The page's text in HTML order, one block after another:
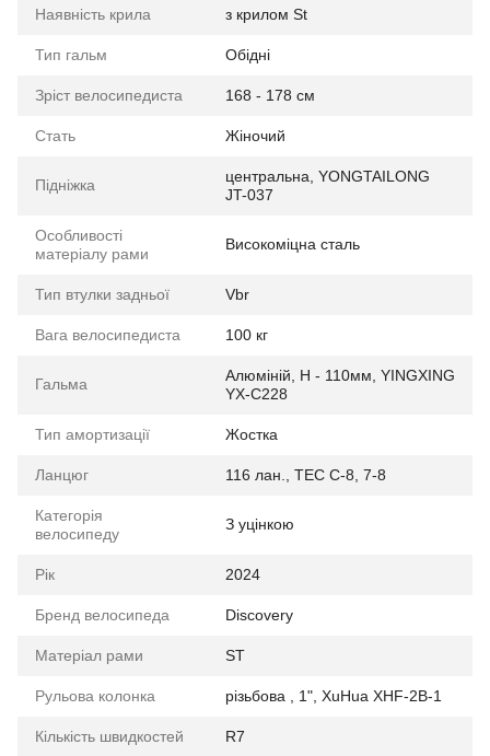
Наявність крила з крилом St
Тип гальм Обідні
Зріст велосипедиста 168 - 178 см
Стать Жіночий
Підніжка
центральна, YONGTAILONG
JT-037
Особливості
матеріалу рами
Високоміцна сталь
Тип втулки задньої Vbr
Вага велосипедиста 100 кг
Гальма
Алюмiнiй, H - 110мм, YINGXING
YX-C228
Тип амортизації Жостка
Ланцюг 116 лан., TEC C-8, 7-8
Категорія
велосипеду
З уцінкою
Рік 2024
Бренд велосипеда Discovery
Матеріал рами ST
Рульова колонка різьбова , 1", XuHua XHF-2B-1
Кількість швидкостей R7